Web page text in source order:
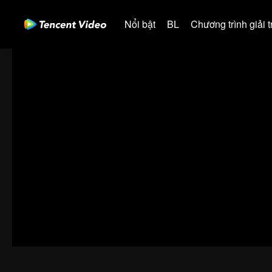
Nổi bật BL Chương trình giải